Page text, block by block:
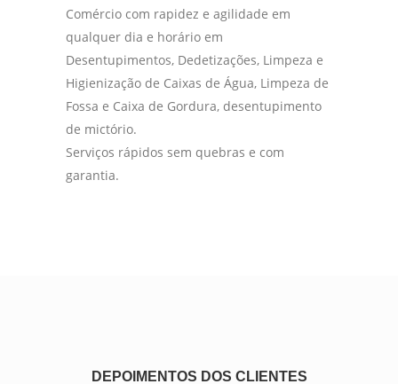
Comércio com rapidez e agilidade em
qualquer dia e horário em
Desentupimentos, Dedetizações, Limpeza e
Higienização de Caixas de Água, Limpeza de
Fossa e Caixa de Gordura, desentupimento
de mictório.
Serviços rápidos sem quebras e com
garantia.
DEPOIMENTOS DOS CLIENTES